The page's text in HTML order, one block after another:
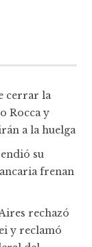
cerrar la
Rocca y
a la huelga
su
frenan
rechazó
y reclamó